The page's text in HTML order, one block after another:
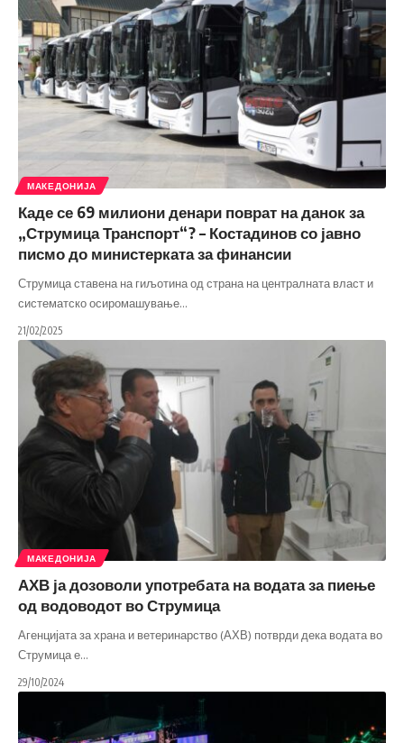
МАКЕДОНИЈА
Каде се 69 милиони денари поврат на данок за
„Струмица Транспорт“? – Костадинов со јавно
писмо до министерката за финансии
Струмица ставена на гиљотина од страна на централната власт и
систематско осиромашување…
21/02/2025
МАКЕДОНИЈА
АХВ ја дозоволи употребата на водата за пиење
од водоводот во Струмица
Агенцијата за храна и ветеринарство (АХВ) потврди дека водата во
Струмица е…
29/10/2024